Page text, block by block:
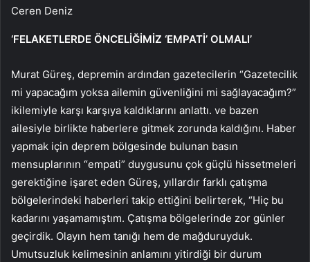
Ceren Deniz
‘FELAKETLERDE ÖNCELİĞİMİZ ‘EMPATİ’ OLMALI’
Murat Güreş, depremin ardından gazetecilerin “Gazetecilik
mi yapacağım yoksa ailemin güvenliğini mi sağlayacağım?”
ikilemiyle karşı karşıya kaldıklarını anlattı. ve bazen
ailesiyle birlikte haberlere gitmek zorunda kaldığını. Haber
yapmak için deprem bölgesinde bulunan basın
mensuplarının “empati” duygusunu çok güçlü hissetmeleri
gerektiğine işaret eden Güreş, yıllardır farklı çatışma
bölgelerindeki haberleri takip ettiğini belirterek, “Hiç bu
kadarını yaşamamıştım. Çatışma bölgelerinde zor günler
geçirdik. Olayın hem tanığı hem de mağduruyduk.
Umutsuzluk kelimesinin anlamını yitirdiği bir durum